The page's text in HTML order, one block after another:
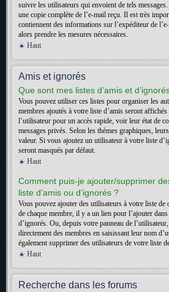
suivre les utilisateurs qui envoient de tels
une copie complète de l’e-mail reçu. Il est très
contiennent des informations sur l’expéditeur de
alors prendre les mesures nécessaires.
Haut
Amis et ignorés
Que sont mes listes d’amis et
Vous pouvez utiliser ces listes pour organiser les
membres ajoutés à votre liste d’amis seront
l’utilisateur pour un accès rapide, voir leur état de
messages privés. Selon les thèmes graphiques,
valeur. Si vous ajoutez un utilisateur à votre liste
seront masqués par défaut.
Haut
Comment puis-je ajouter/supprimer
liste d’amis ou d’ignorés ?
Vous pouvez ajouter des utilisateurs à votre liste
de chaque membre, il y a un lien pour l’ajouter
d’ignorés. Ou, depuis votre panneau de
directement des membres en saisissant leur nom
également supprimer des utilisateurs de votre liste
Haut
Recherche dans les forums